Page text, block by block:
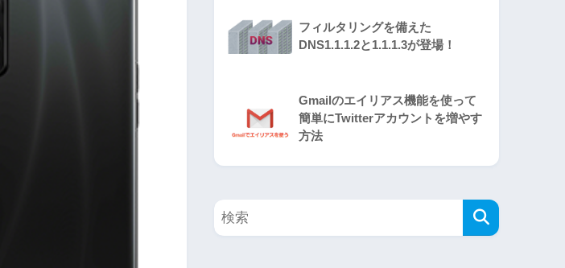
フィルタリングを備えた
DNS1.1.1.2と1.1.1.3が登場！
Gmailのエイリアス機能を使って
簡単にTwitterアカウントを増やす
方法